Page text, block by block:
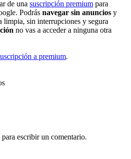
de una suscripción premium para
Podrás navegar sin anuncios y
limpia, sin interrupciones y segura
no vas a acceder a ninguna otra
a premium.
escribir un comentario.